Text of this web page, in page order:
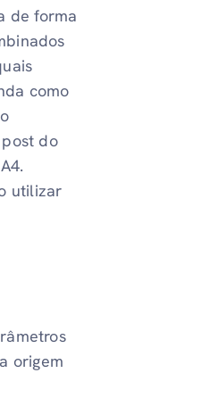
de forma
como
do
utilizar
origem